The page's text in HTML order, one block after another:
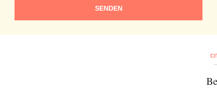
SENDEN
Note:Our newsletter is only available in